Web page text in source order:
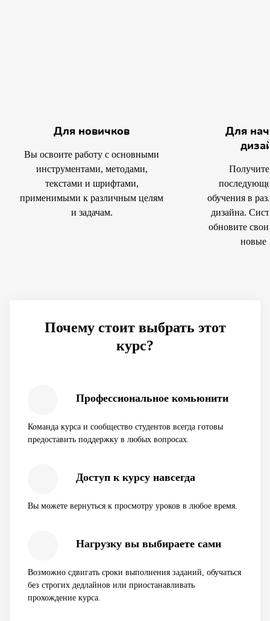
Для новичков
Вы освоите работу с основными
инструментами, методами,
текстами и шрифтами,
применимыми к различным целям
и задачам.
Для
обучения в
дизайна.
обновите
новые
Почему стоит выбрать этот
курс?
Профессиональное комьюнити
Команда курса и сообщество студентов всегда готовы
предоставить поддержку в любых вопросах.
Доступ к курсу навсегда
Вы можете вернуться к просмотру уроков в любое время.
Нагрузку вы выбираете сами
Возможно сдвигать сроки выполнения заданий, обучаться
без строгих дедлайнов или приостанавливать
прохождение курса.